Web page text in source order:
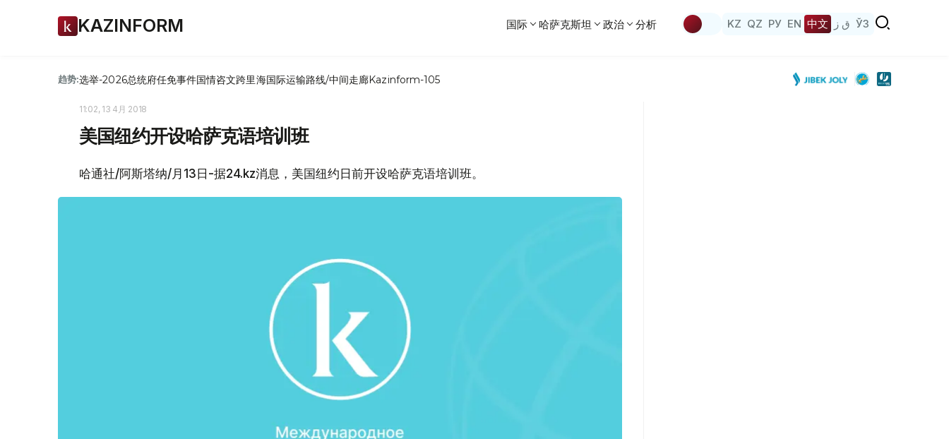
KAZINFORM 国际 哈萨克斯坦 政治 分析 KZ QZ РУ EN 中文 ق ز ЎЗ
趋势:选举-2026总统府任免事件国情咨文跨里海国际运输路线/中间走廊Kazinform-105
11:02, 13 4月 2018
美国纽约开设哈萨克语培训班
哈通社/阿斯塔纳/月13日-据24.kz消息，美国纽约日前开设哈萨克语培训班。